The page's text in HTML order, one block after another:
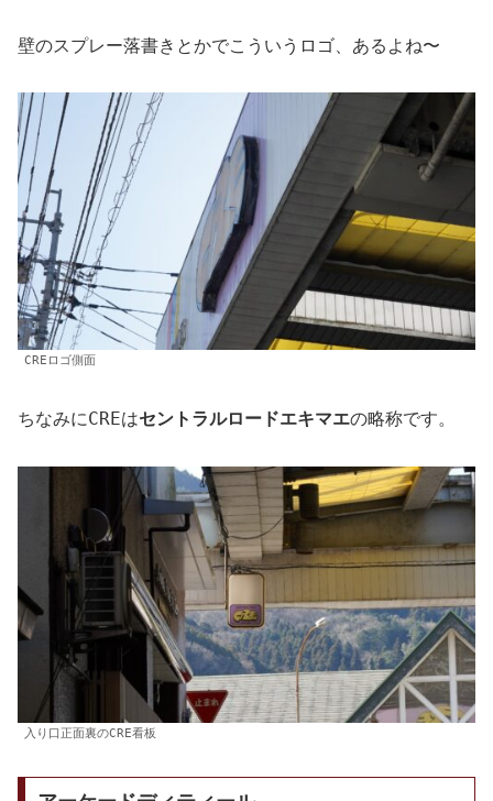
壁のスプレー落書きとかでこういうロゴ、あるよね〜
CREロゴ側面
ちなみにCREはセントラルロードエキマエの略称です。
入り口正面裏のCRE看板